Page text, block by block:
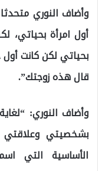
وأضاف النوري
أول امرأة بحياتي،
بحياتي لكن كانت
قال هذه زوجتك”.
وأضاف النوري:
بشخصيتي وعلاقتي
الأساسية التي